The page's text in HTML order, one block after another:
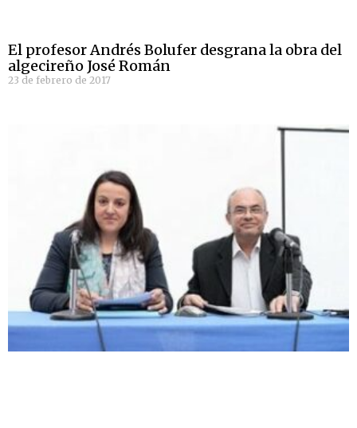
El profesor Andrés Bolufer desgrana la obra del
algecireño José Román
23 de febrero de 2017